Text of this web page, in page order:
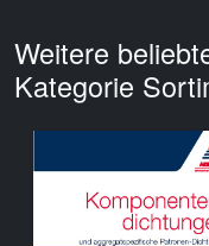
Weitere
Kategorie